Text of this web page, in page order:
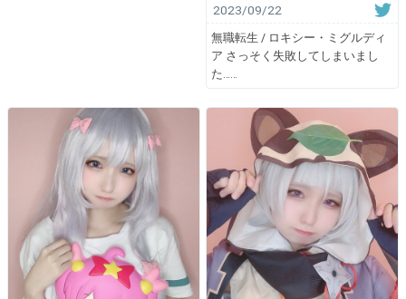
2023/09/22
無職転生 / ロキシー・ミグルディ
ア さっそく失敗してしまいまし
た……